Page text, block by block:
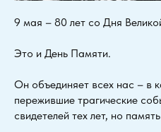
9 мая – 80 лет со Дня
Это и День Памяти.
Он объединяет всех нас – в
пережившие трагические
свидетелей тех лет, но